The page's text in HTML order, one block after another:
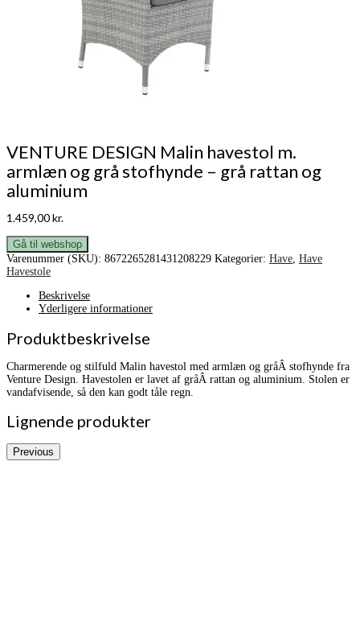
VENTURE DESIGN Malin havestol m.
armlæn og grå stofhynde – grå rattan og
aluminium
1.459,00kr.
Gå til webshop
Varenummer (SKU): 8672265281431208229 Kategorier: Have, Have
Havestole
Beskrivelse
Yderligere informationer
Produktbeskrivelse
Charmerende og stilfuld Malin havestol med armlæn og gråÂ stofhynde fra
Venture Design. Havestolen er lavet af gråÂ rattan og aluminium. Stolen er
vandafvisende, så den kan godt tåle regn.
Lignende produkter
Previous